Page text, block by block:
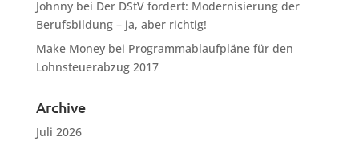
Johnnybei Der DStV fordert: Modernisierung der
Berufsbildung – ja, aber richtig!
Make Moneybei Programmablaufpläne für den
Lohnsteuerabzug 2017
Archive
Juli 2026